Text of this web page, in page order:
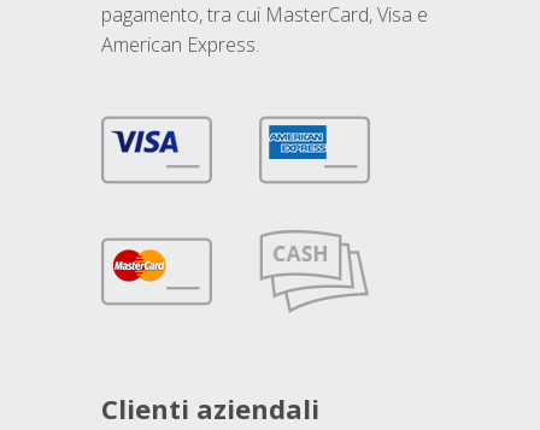
pagamento, tra cui MasterCard, Visa e
American Express.
Clienti aziendali